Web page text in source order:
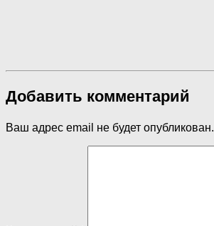
Добавить комментарий
Ваш адрес email не будет опубликован.